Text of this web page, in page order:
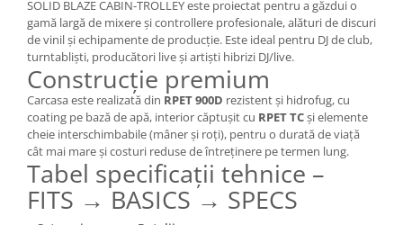
SOLID BLAZE CABIN-TROLLEY este proiectat pentru a găzdui o
gamă largă de mixere și controllere profesionale, alături de discuri
de vinil și echipamente de producție. Este ideal pentru DJ de club,
turntabliști, producători live și artiști hibrizi DJ/live.
Construcție premium
Carcasa este realizată din RPET 900D rezistent și hidrofug, cu
coating pe bază de apă, interior căptușit cu RPET TCși elemente
cheie interschimbabile (mâner și roți), pentru o durată de viață
cât mai mare și costuri reduse de întreținere pe termen lung.
Tabel specificații tehnice –
FITS → BASICS → SPECS